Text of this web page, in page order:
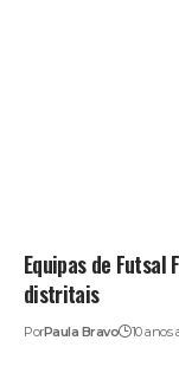
Equipas de Futsal
distritais
PorPaula Bravo 10 anos